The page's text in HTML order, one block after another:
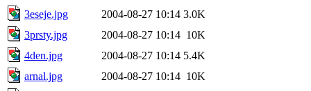
3eseje.jpg
2004-08-27 10:14 3.0K
3prsty.jpg
2004-08-27 10:14 10K
4den.jpg
2004-08-27 10:14 5.4K
arnal.jpg
2004-08-27 10:14 10K